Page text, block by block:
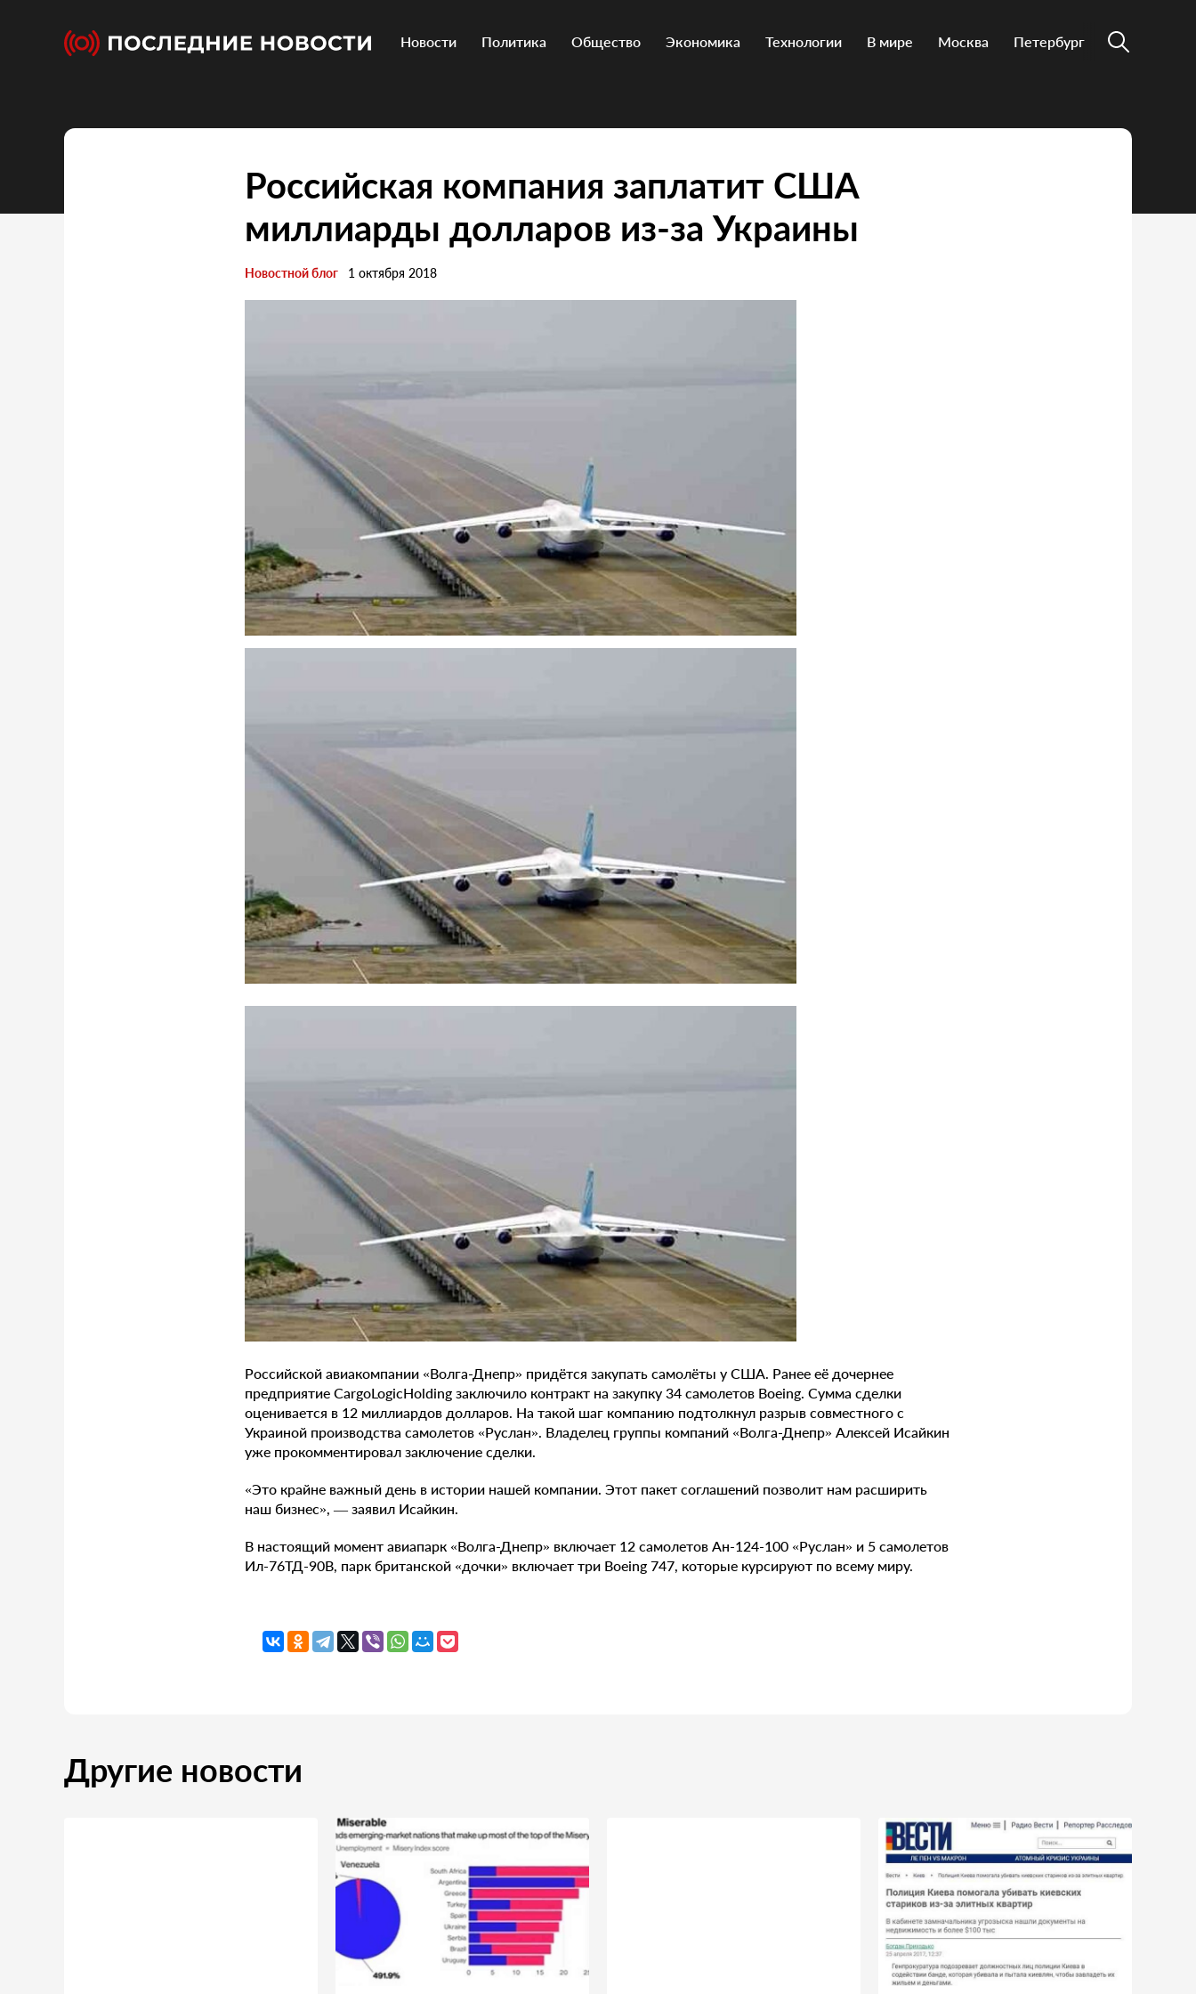
Новости Политика Общество Экономика Технологии В мире Москва Петербург
Российская компания заплатит США
миллиарды долларов из-за Украины
Новостной блог 1 октября 2018
Российской авиакомпании «Волга-Днепр» придётся закупать самолёты у США. Ранее её дочернее
предприятие CargoLogicHolding заключило контракт на закупку 34 самолетов Boeing. Сумма сделки
оценивается в 12 миллиардов долларов. На такой шаг компанию подтолкнул разрыв совместного с
Украиной производства самолетов «Руслан». Владелец группы компаний «Волга-Днепр» Алексей Исайкин
уже прокомментировал заключение сделки.
«Это крайне важный день в истории нашей компании. Этот пакет соглашений позволит нам расширить
наш бизнес», — заявил Исайкин.
В настоящий момент авиапарк «Волга-Днепр» включает 12 самолетов Ан-124-100 «Руслан» и 5 самолетов
Ил-76ТД-90В, парк британской «дочки» включает три Boeing 747, которые курсируют по всему миру.
Другие новости